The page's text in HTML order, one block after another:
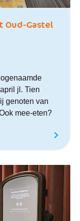
Oud-Gastel
jl. Tien
genoten van
mee-eten?